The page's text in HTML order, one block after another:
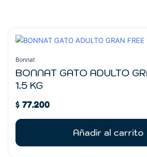
Bonnat
BONNAT GATO ADULTO
1.5 KG
$ 77.200
Añadir al carrito